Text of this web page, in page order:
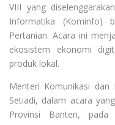
VIII yang
Informatika (Kominfo)
Pertanian. Acara ini
ekosistem ekonomi
produk lokal.
Menteri Komunikasi
Setiadi, dalam acara
Provinsi Banten, pada